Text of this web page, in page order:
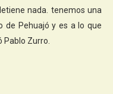
nada. tenemos una
de Pehuajó y es a lo que
Zurro.